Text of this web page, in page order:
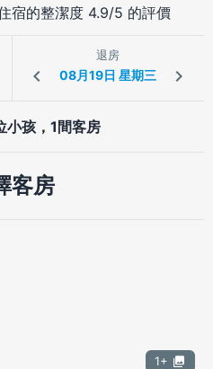
宿的整潔度 4.9/5 的評價
退房
小孩，1間客房
客房
1+